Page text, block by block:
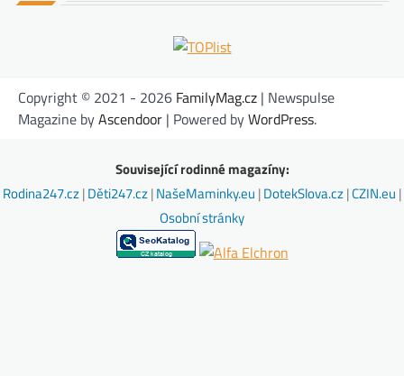
Copyright © 2021 - 2026 FamilyMag.cz | Newspulse
Magazine byAscendoor | Powered byWordPress.
Související rodinné magazíny:
Rodina247.cz|Děti247.cz|NašeMaminky.eu |DotekSlova.cz|CZIN.eu |
Osobní stránky